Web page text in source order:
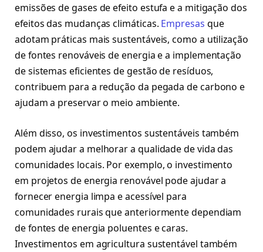
emissões de gases de efeito estufa e a mitigação dos
efeitos das mudanças climáticas. Empresas que
adotam práticas mais sustentáveis, como a utilização
de fontes renováveis de energia e a implementação
de sistemas eficientes de gestão de resíduos,
contribuem para a redução da pegada de carbono e
ajudam a preservar o meio ambiente.
Além disso, os investimentos sustentáveis também
podem ajudar a melhorar a qualidade de vida das
comunidades locais. Por exemplo, o investimento
em projetos de energia renovável pode ajudar a
fornecer energia limpa e acessível para
comunidades rurais que anteriormente dependiam
de fontes de energia poluentes e caras.
Investimentos em agricultura sustentável também